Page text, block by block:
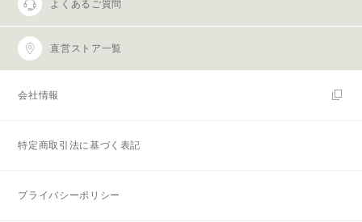
よくあるご質問
直営ストア一覧
会社情報
特定商取引法に基づく表記
プライバシーポリシー